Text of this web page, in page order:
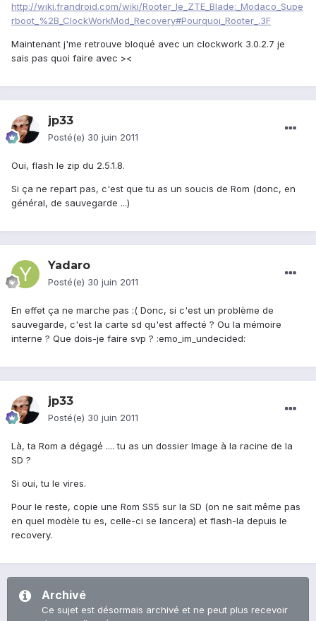
http://wiki.frandroid.com/wiki/Rooter_le_ZTE_Blade:_Modaco_Supe
rboot_%2B_ClockWorkMod_Recovery#Pourquoi_Rooter_.3F
Maintenant j'me retrouve bloqué avec un clockwork 3.0.2.7 je
sais pas quoi faire avec ><
jp33
Posté(e) 30 juin 2011
Oui, flash le zip du 2.5.1.8.
Si ça ne repart pas, c'est que tu as un soucis de Rom (donc, en
général, de sauvegarde ...)
Yadaro
Posté(e) 30 juin 2011
En effet ça ne marche pas :( Donc, si c'est un problème de
sauvegarde, c'est la carte sd qu'est affecté ? Ou la mémoire
interne ? Que dois-je faire svp ? :emo_im_undecided:
jp33
Posté(e) 30 juin 2011
Là, ta Rom a dégagé .... tu as un dossier Image à la racine de la
SD ?
Si oui, tu le vires.
Pour le reste, copie une Rom SS5 sur la SD (on ne sait même pas
en quel modèle tu es, celle-ci se lancera) et flash-la depuis le
recovery.
Archivé
Ce sujet est désormais archivé et ne peut plus recevoir